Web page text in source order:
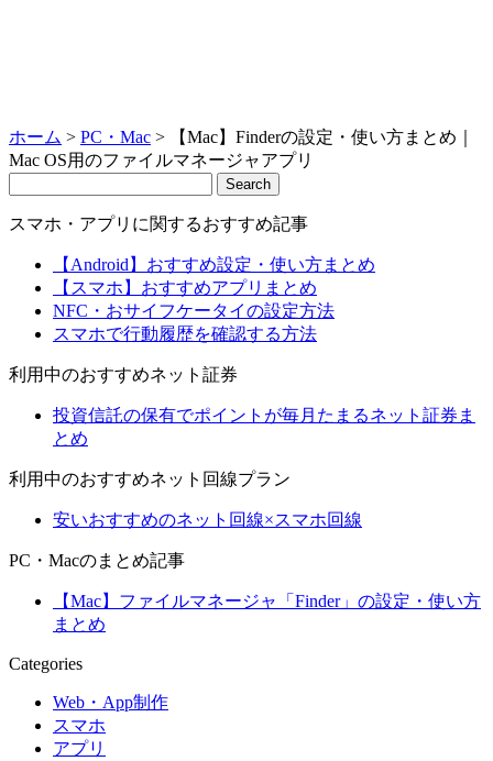
ホーム > PC・Mac >
【Mac】Finderの設定・使い方まとめ｜
Mac OS用のファイルマネージャアプリ
Search
スマホ・アプリに関するおすすめ記事
【Android】おすすめ設定・使い方まとめ
【スマホ】おすすめアプリまとめ
NFC・おサイフケータイの設定方法
スマホで行動履歴を確認する方法
利用中のおすすめネット証券
投資信託の保有でポイントが毎月たまるネット証券ま
とめ
利用中のおすすめネット回線プラン
安いおすすめのネット回線×スマホ回線
PC・Macのまとめ記事
【Mac】ファイルマネージャ「Finder」の設定・使い方
まとめ
Categories
Web・App制作
スマホ
アプリ